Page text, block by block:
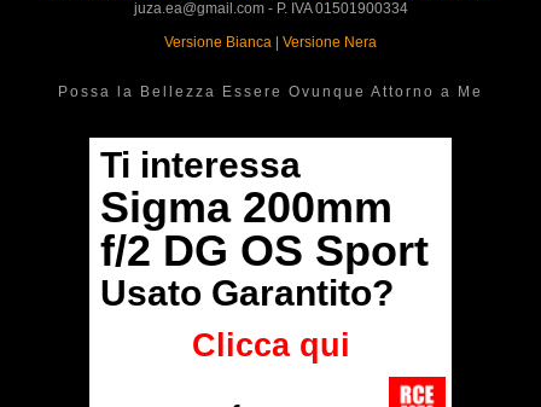
juza.ea@gmail.com - P. IVA 01501900334
Versione Bianca | Versione Nera
Possa la Bellezza Essere Ovunque Attorno a Me